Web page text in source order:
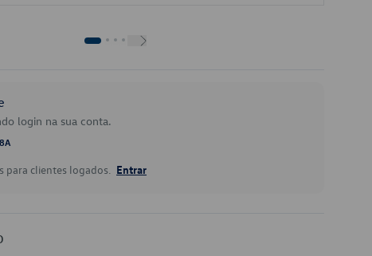
login na sua conta.
para clientes logados. Entrar